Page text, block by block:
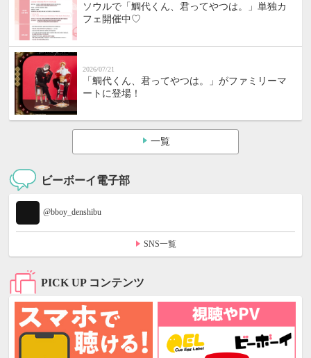
ソウルで「鯛代くん、君ってやつは。」単独カ
フェ開催中♡
2026/07/21
「鯛代くん、君ってやつは。」がファミリーマ
ートに登場！
一覧
ビーボーイ電子部
@bboy_denshibu
SNS一覧
PICK UP コンテンツ